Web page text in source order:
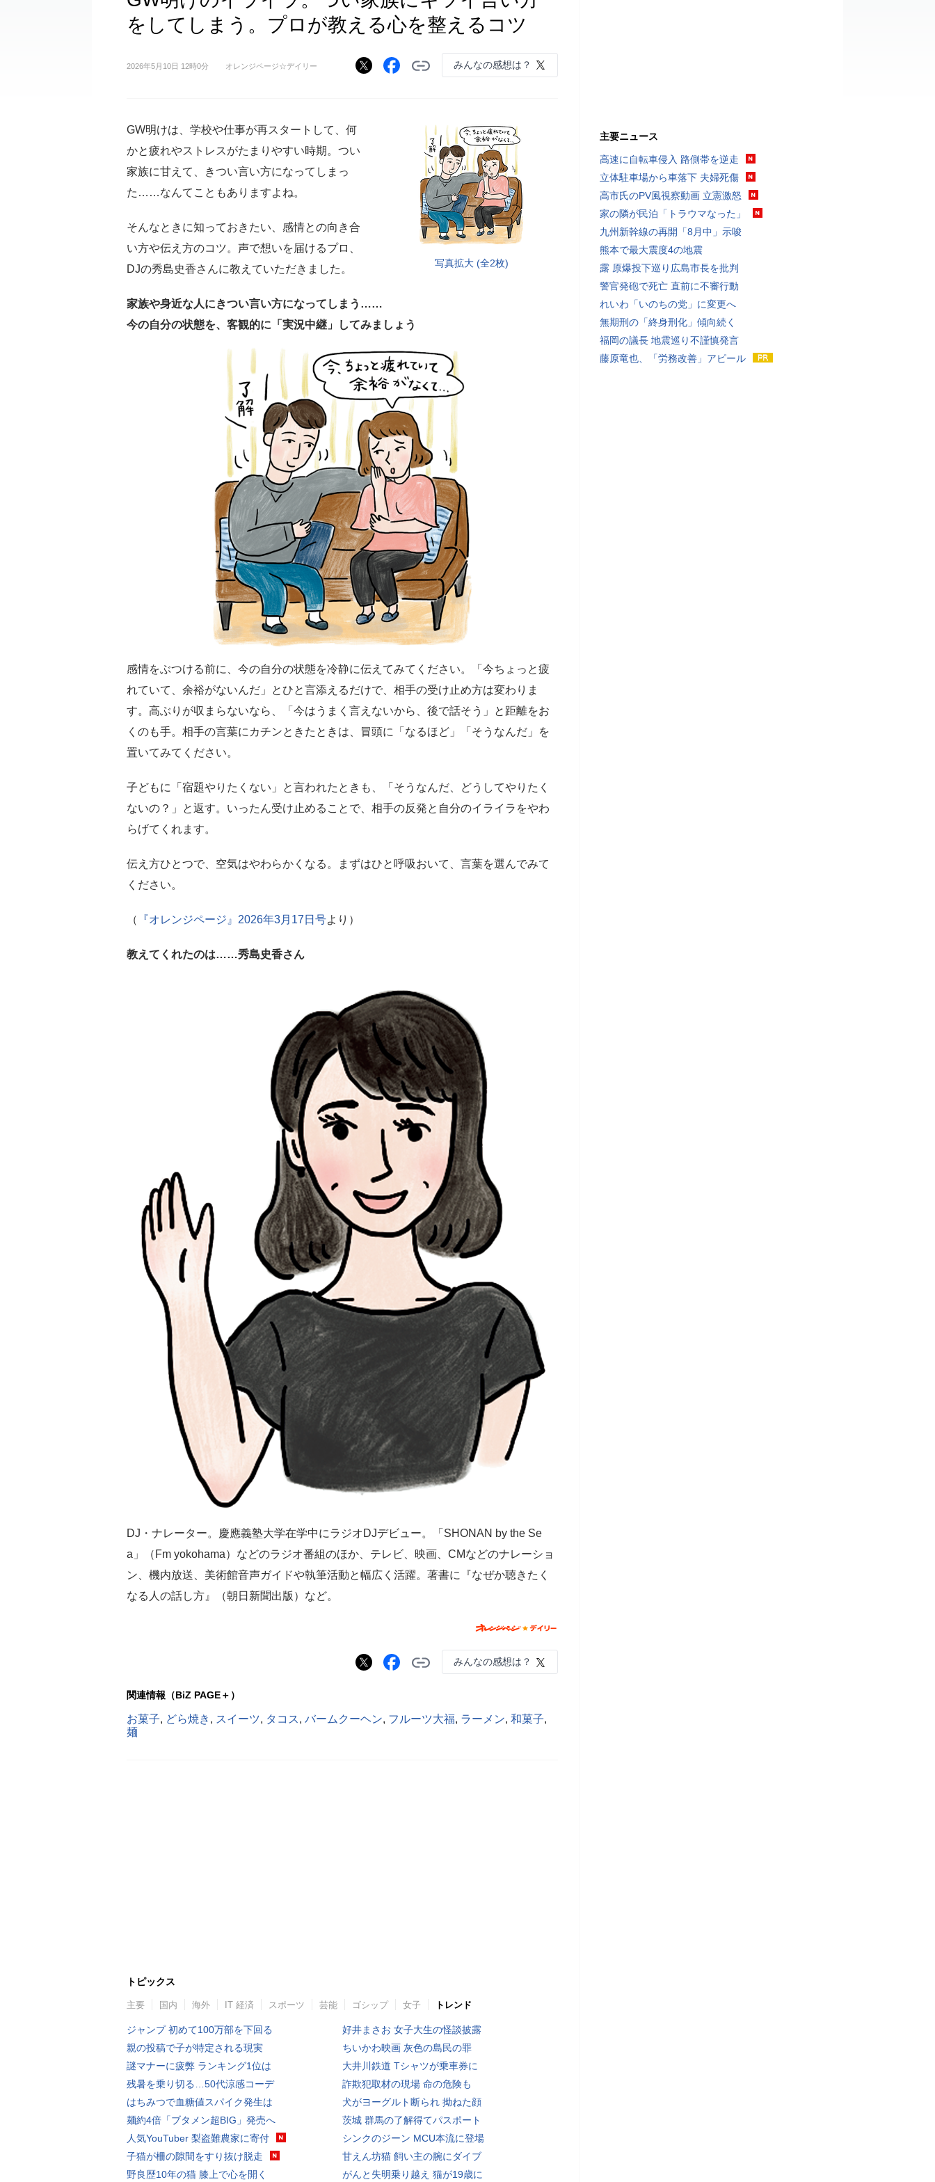
をしてしまう。プロが教える心を整えるコツ
2026年5月10日 12時0分 オレンジページ☆デイリー みんなの感想は？
写真拡大 (全2枚)
GW明けは、学校や仕事が再スタートして、何
かと疲れやストレスがたまりやすい時期。つい
家族に甘えて、きつい言い方になってしまっ
た……なんてこともありますよね。
そんなときに知っておきたい、感情との向き合
い方や伝え方のコツ。声で想いを届けるプロ、
DJの秀島史香さんに教えていただきました。
家族や身近な人にきつい言い方になってしまう……
今の自分の状態を、客観的に「実況中継」してみましょう
感情をぶつける前に、今の自分の状態を冷静に伝えてみてください。「今ちょっと疲
れていて、余裕がないんだ」とひと言添えるだけで、相手の受け止め方は変わりま
す。高ぶりが収まらないなら、「今はうまく言えないから、後で話そう」と距離をお
くのも手。相手の言葉にカチンときたときは、冒頭に「なるほど」「そうなんだ」を
置いてみてください。
子どもに「宿題やりたくない」と言われたときも、「そうなんだ、どうしてやりたく
ないの？」と返す。いったん受け止めることで、相手の反発と自分のイライラをやわ
らげてくれます。
伝え方ひとつで、空気はやわらかくなる。まずはひと呼吸おいて、言葉を選んでみて
ください。
（ 『オレンジページ』2026年3月17日号より）
教えてくれたのは……秀島史香さん
DJ・ナレーター。慶應義塾大学在学中にラジオDJデビュー。「SHONAN by the Se
a」（Fm yokohama）などのラジオ番組のほか、テレビ、映画、CMなどのナレーショ
ン、機内放送、美術館音声ガイドや執筆活動と幅広く活躍。著書に『なぜか聴きたく
なる人の話し方』（朝日新聞出版）など。
みんなの感想は？
関連情報（BiZ PAGE＋）
お菓子, どら焼き , スイーツ, タコス, バームクーヘン, フルーツ大福, ラーメン, 和菓子,
麺
トピックス
主要 国内 海外 IT 経済 スポーツ 芸能 ゴシップ 女子 トレンド
ジャンプ 初めて100万部を下回る
親の投稿で子が特定される現実
謎マナーに疲弊 ランキング1位は
残暑を乗り切る…50代涼感コーデ
はちみつで血糖値スパイク発生は
麺約4倍「ブタメン超BIG」発売へ
人気YouTuber 梨盗難農家に寄付
子猫が柵の隙間をすり抜け脱走
野良歴10年の猫 膝上で心を開く
好井まさお 女子大生の怪談披露
ちいかわ映画 灰色の島民の罪
大井川鉄道 Tシャツが乗車券に
詐欺犯取材の現場 命の危険も
犬がヨーグルト断られ 拗ねた顔
茨城 群馬の了解得てパスポート
シンクのジーン MCU本流に登場
甘えん坊猫 飼い主の腕にダイブ
がんと失明乗り越え 猫が19歳に
主要ニュース
高速に自転車侵入 路側帯を逆走
立体駐車場から車落下 夫婦死傷
高市氏のPV風視察動画 立憲激怒
家の隣が民泊「トラウマなった」
九州新幹線の再開「8月中」示唆
熊本で最大震度4の地震
露 原爆投下巡り広島市長を批判
警官発砲で死亡 直前に不審行動
れいわ「いのちの党」に変更へ
無期刑の「終身刑化」傾向続く
福岡の議長 地震巡り不謹慎発言
藤原竜也、「労務改善」アピール